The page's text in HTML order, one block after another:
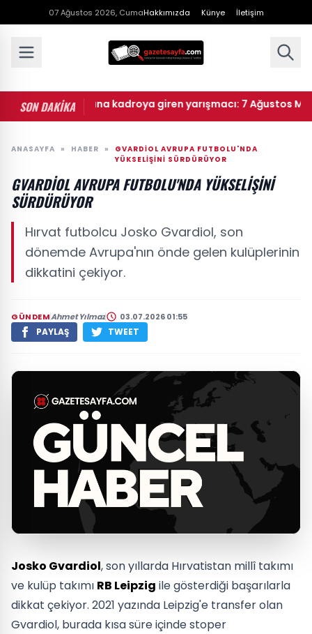
07 Ağustos 2026, CumaHakkımızda Künye İletişim
SON DAKİKA
Masterchef ana kadroya giren yarışmacı: 7 Ağustos
ANASAYFA » HABER »
GVARDIOL AVRUPA FUTBOLU'NDA
YÜKSELIŞINI SÜRDÜRÜYOR
GVARDIOL AVRUPA FUTBOLU'NDA YÜKSELIŞINI
SÜRDÜRÜYOR
Hırvat futbolcu Josko Gvardiol, son
dönemde Avrupa'nın önde gelen kulüplerinin
dikkatini çekiyor.
GÜNDEMAhmet Yılmaz 03.07.2026 01:55
PAYLAŞ TWEET
Josko Gvardiol, son yıllarda Hırvatistan millî takımı
ve kulüp takımı RB Leipzig ile gösterdiği başarılarla
dikkat çekiyor. 2021 yazında Leipzig'e transfer olan
Gvardiol, burada kısa süre içinde stoper